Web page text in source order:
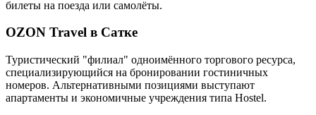
билеты на поезда или самолёты.
OZON Travel в Сатке
Туристический "филиал" одноимённого торгового ресурса,
специализирующийся на бронировании гостиничных
номеров. Альтернативными позициями выступают
апартаменты и экономичные учреждения типа Hostel.